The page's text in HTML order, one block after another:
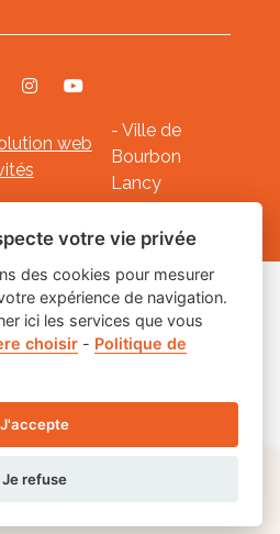
web
- Ville de
Bourbon
Lancy
- Gestion des cookies
labels
votre vie privée
des cookies pour mesurer
expérience de navigation.
ici les services que vous
choisir - Politique de
J'accepte
Je refuse